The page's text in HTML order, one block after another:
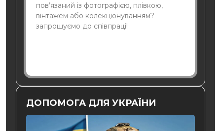
пов’язаний із фотографією, плівкою,
вінтажем або колекціонуванням?
запрошуємо до співпраці!
ДОПОМОГА ДЛЯ УКРАЇНИ